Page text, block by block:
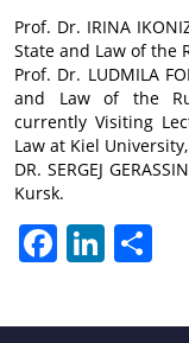
Prof. Dr. IRINA
State and Law of the
Prof. Dr. LUDMILA
and Law of the
currently Visiting
Law at Kiel University,
DR. SERGEJ
Kursk.
FacebookLinkedIn